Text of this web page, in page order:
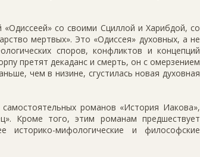
со своими Сциллой и Харибдой, со
мертвых». Это «Одиссея» духовных, а не
споров, конфликтов и концепций
претят декаданс и смерть, он с омерзением
чем в низине, сгустилась новая духовная
романов «История Иакова»,
Кроме того, этим романам предшествует
историко-мифологические и философские